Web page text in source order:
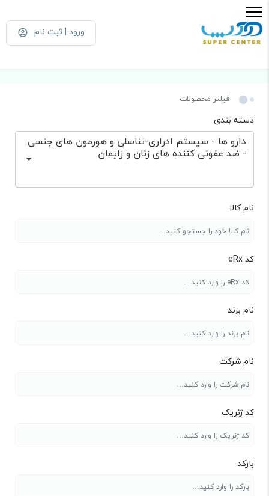
ورود | ثبت نام
فیلتر محصولات
دسته بندی
دارو ها - سیستم ادراری-تناسلی و هورمون های جنسی
- ضد عفونی کننده های زنان و زایمان
نام کالا
کد eRx
نام برند
نام شرکت
کد ژنریک
بارکد